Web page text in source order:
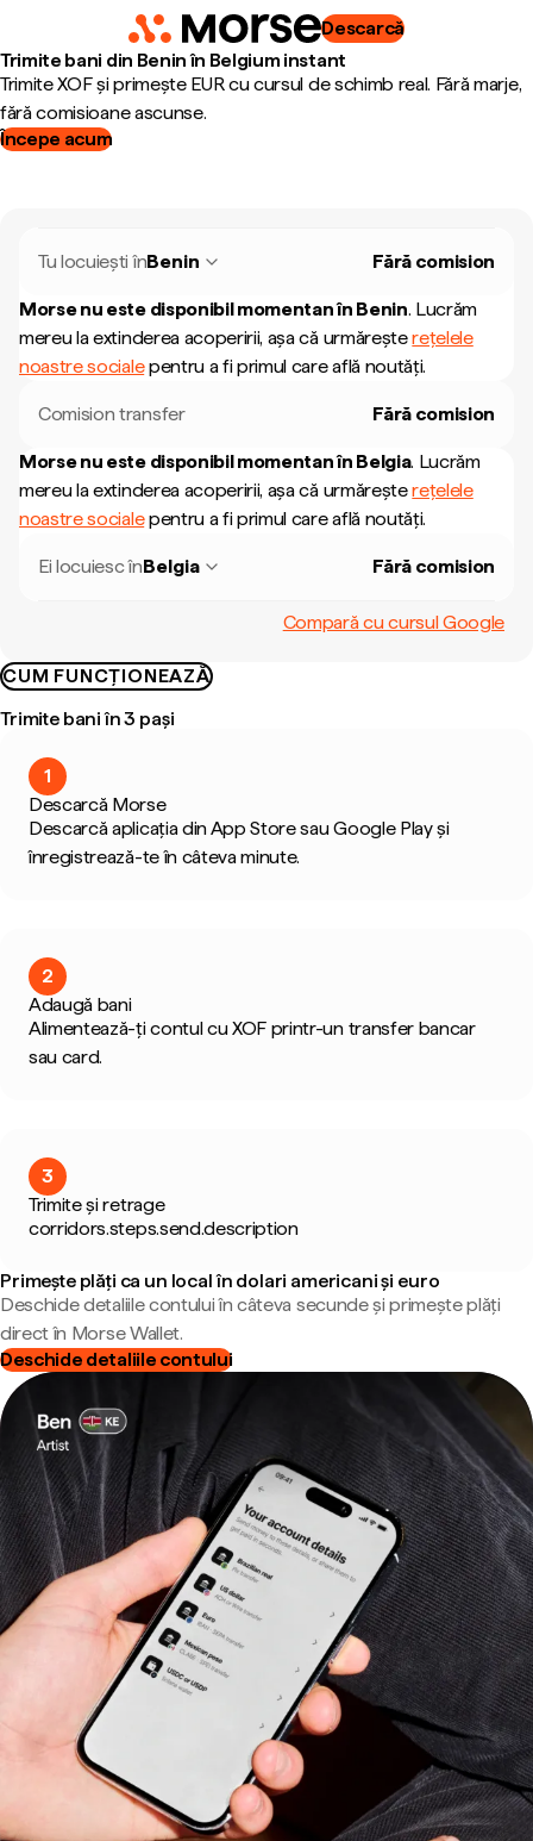
Descarcă
Trimite bani din Benin în Belgium instant
Trimite XOF și primește EUR cu cursul de schimb real. Fără marje,
fără comisioane ascunse.
Începe acum
Tu locuiești înBenin Fără comision
Morse nu este disponibil momentan în Benin. Lucrăm
mereu la extinderea acoperirii, așa că urmăreșterețelele
noastre socialepentru a fi primul care află noutăți.
Comision transfer Fără comision
Morse nu este disponibil momentan în Belgia. Lucrăm
mereu la extinderea acoperirii, așa că urmăreșterețelele
noastre socialepentru a fi primul care află noutăți.
Ei locuiesc înBelgia Fără comision
Compară cu cursul Google
CUM FUNCȚIONEAZĂ
Trimite bani în 3 pași
1
Descarcă Morse
Descarcă aplicația din App Store sau Google Play și
înregistrează-te în câteva minute.
2
Adaugă bani
Alimentează-ți contul cu XOF printr-un transfer bancar
sau card.
3
Trimite și retrage
corridors.steps.send.description
Primește plăți ca un local în dolari americani și euro
Deschide detaliile contului în câteva secunde și primește plăți
direct în Morse Wallet.
Deschide detaliile contului